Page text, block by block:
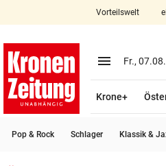
account_circle Anmelden
Vorteilswelt
menu Menü
Fr.,
Krone+
Pop & Rock Schlager Klassik &